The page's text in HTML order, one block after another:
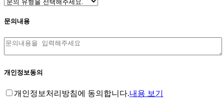
문의내용
개인정보동의
개인정보처리방침에 동의합니다.내용 보기